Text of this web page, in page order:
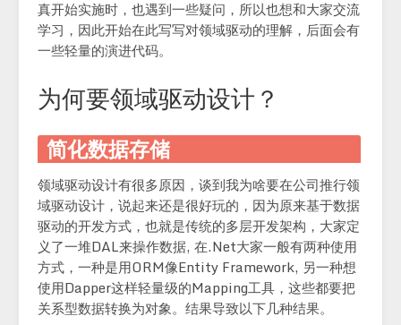
真开始实施时，也遇到一些疑问，所以也想和大家交流
学习，因此开始在此写写对领域驱动的理解，后面会有
一些轻量的演进代码。
为何要领域驱动设计？
简化数据存储
领域驱动设计有很多原因，谈到我为啥要在公司推行领
域驱动设计，说起来还是很好玩的，因为原来基于数据
驱动的开发方式，也就是传统的多层开发架构，大家定
义了一堆DAL来操作数据, 在.Net大家一般有两种使用
方式，一种是用ORM像Entity Framework, 另一种想
使用Dapper这样轻量级的Mapping工具，这些都要把
关系型数据转换为对象。结果导致以下几种结果。